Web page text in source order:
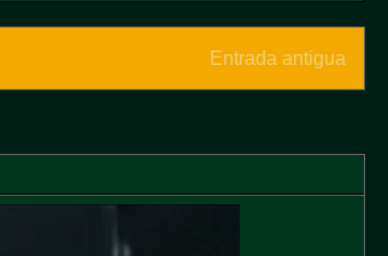
Entrada antigua